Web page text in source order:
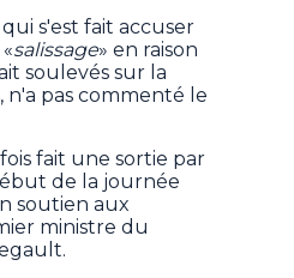
s'est fait accuser
salissage» en raison
soulevés sur la
n'a pas commenté le
fait une sortie par
de la journée
soutien aux
ministre du